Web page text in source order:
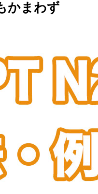
かまわず